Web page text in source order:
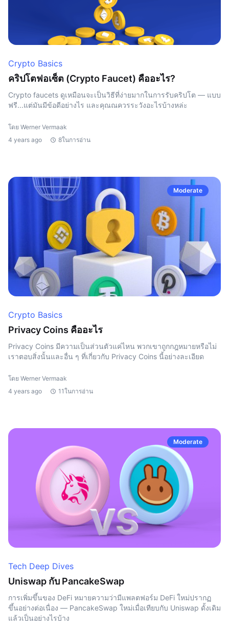
Crypto Basics
คริปโตฟอเซ็ต (Crypto Faucet) คืออะไร?
Crypto faucets ดูเหมือนจะเป็นวิธีที่ง่ายมากในการรับคริปโต — แบบ
ฟรี...แต่มันมีข้อดีอย่างไร และคุณณควรระวังอะไรบ้างหล่ะ
โดย Werner Vermaak
4 years ago
8ในการอ่าน
Moderate
Crypto Basics
Privacy Coins คืออะไร
Privacy Coins มีความเป็นส่วนตัวแค่ไหน พวกเขาถูกกฎหมายหรือไม่
เราตอบสิ่งนั้นและอื่น ๆ ที่เกี่ยวกับ Privacy Coins นี้อย่างละเอียด
โดย Werner Vermaak
4 years ago
11ในการอ่าน
Moderate
Tech Deep Dives
Uniswap กับ PancakeSwap
การเพิ่มขึ้นของ DeFi หมายความว่ามีแพลตฟอร์ม DeFi ใหม่ปรากฏ
ขึ้นอย่างต่อเนื่อง — PancakeSwap ใหม่เมื่อเทียบกับ Uniswap ดั้งเดิม
แล้วเป็นอย่างไรบ้าง